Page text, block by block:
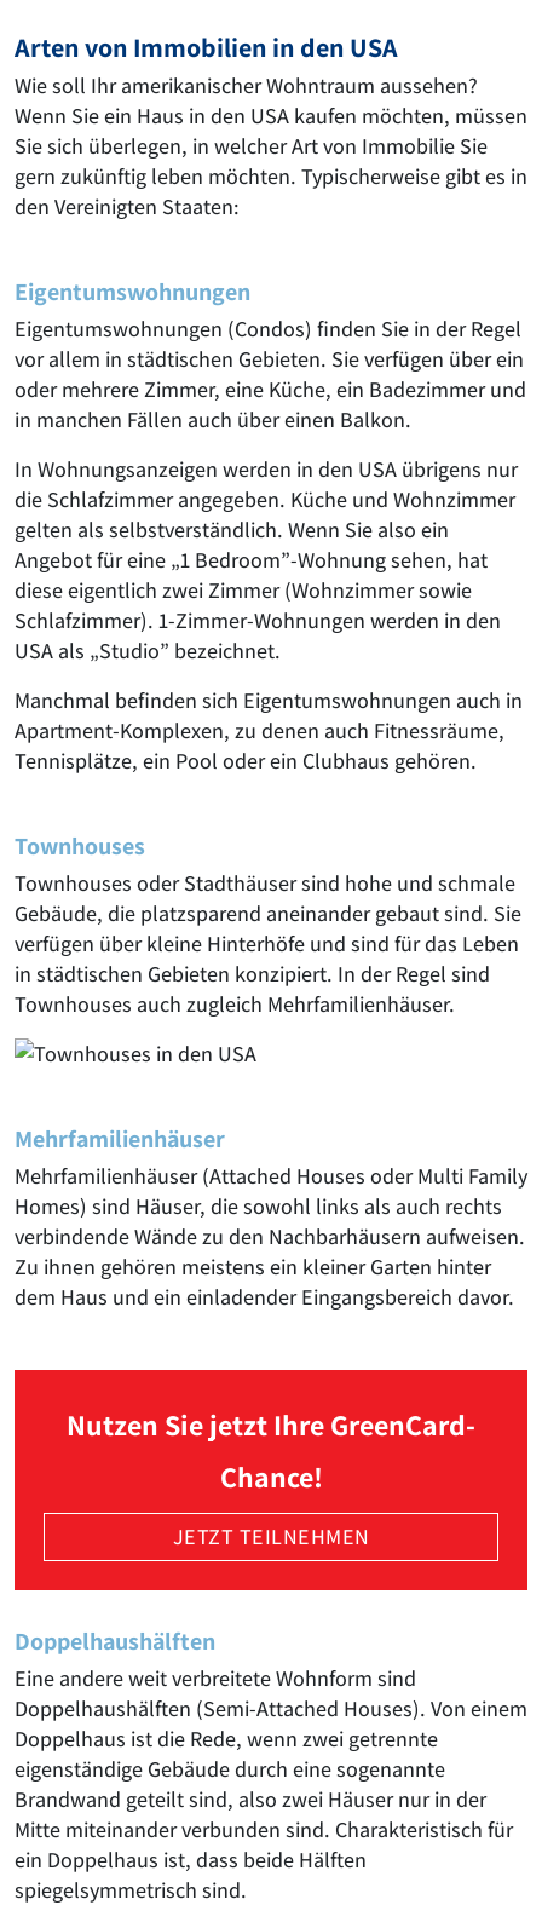
Arten von Immobilien in den USA
Wie soll Ihr amerikanischer Wohntraum aussehen?
Wenn Sie ein Haus in den USA kaufen möchten, müssen
Sie sich überlegen, in welcher Art von Immobilie Sie
gern zukünftig leben möchten. Typischerweise gibt es in
den Vereinigten Staaten:
Eigentumswohnungen
Eigentumswohnungen (Condos) finden Sie in der Regel
vor allem in städtischen Gebieten. Sie verfügen über ein
oder mehrere Zimmer, eine Küche, ein Badezimmer und
in manchen Fällen auch über einen Balkon.
In Wohnungsanzeigen werden in den USA übrigens nur
die Schlafzimmer angegeben. Küche und Wohnzimmer
gelten als selbstverständlich. Wenn Sie also ein
Angebot für eine „1 Bedroom”-Wohnung sehen, hat
diese eigentlich zwei Zimmer (Wohnzimmer sowie
Schlafzimmer). 1-Zimmer-Wohnungen werden in den
USA als „Studio” bezeichnet.
Manchmal befinden sich Eigentumswohnungen auch in
Apartment-Komplexen, zu denen auch Fitnessräume,
Tennisplätze, ein Pool oder ein Clubhaus gehören.
Townhouses
Townhouses oder Stadthäuser sind hohe und schmale
Gebäude, die platzsparend aneinander gebaut sind. Sie
verfügen über kleine Hinterhöfe und sind für das Leben
in städtischen Gebieten konzipiert. In der Regel sind
Townhouses auch zugleich Mehrfamilienhäuser.
Mehrfamilienhäuser
Mehrfamilienhäuser (Attached Houses oder Multi Family
Homes) sind Häuser, die sowohl links als auch rechts
verbindende Wände zu den Nachbarhäusern aufweisen.
Zu ihnen gehören meistens ein kleiner Garten hinter
dem Haus und ein einladender Eingangsbereich davor.
Nutzen Sie jetzt Ihre GreenCard-
Chance!
JETZT TEILNEHMEN
Doppelhaushälften
Eine andere weit verbreitete Wohnform sind
Doppelhaushälften (Semi-Attached Houses). Von einem
Doppelhaus ist die Rede, wenn zwei getrennte
eigenständige Gebäude durch eine sogenannte
Brandwand geteilt sind, also zwei Häuser nur in der
Mitte miteinander verbunden sind. Charakteristisch für
ein Doppelhaus ist, dass beide Hälften
spiegelsymmetrisch sind.